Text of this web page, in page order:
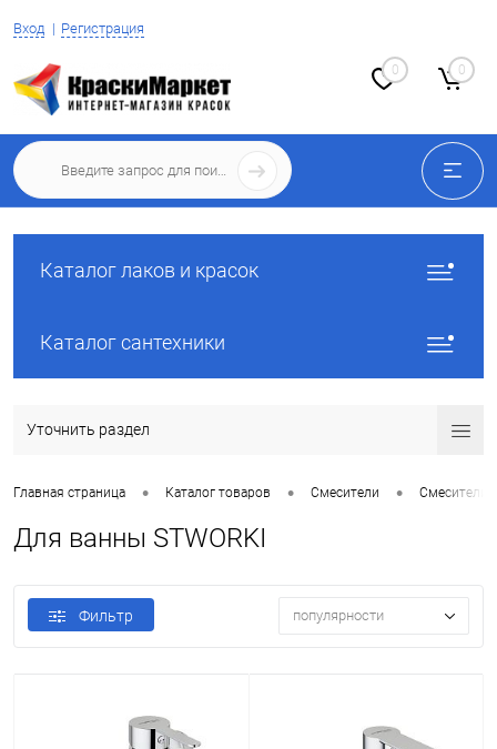
Вход Регистрация
0 0
Каталог лаков и красок
Каталог сантехники
Уточнить раздел
Главная страница • Каталог товаров • Смесители • Смесители
Для ванны STWORKI
Фильтр популярности